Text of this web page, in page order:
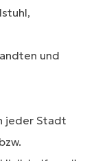
und
jeder Stadt